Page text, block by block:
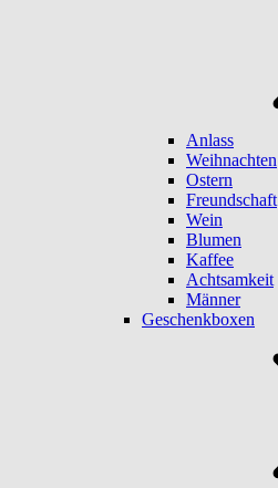
Anlass
Weihnachten
Ostern
Freundschaft
Wein
Blumen
Kaffee
Achtsamkeit
Männer
Geschenkboxen